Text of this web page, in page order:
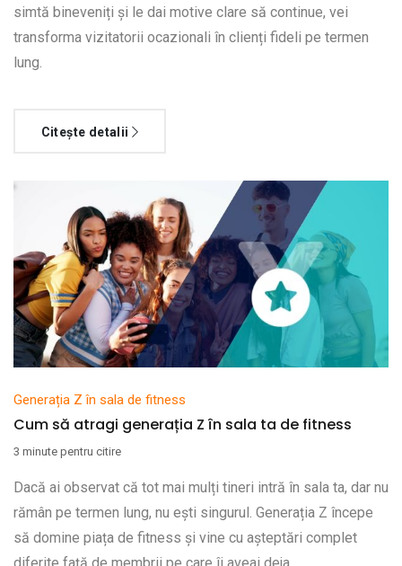
simtă bineveniți și le dai motive clare să continue, vei
transforma vizitatorii ocazionali în clienți fideli pe termen
lung.
Citește detalii
Generația Z în sala de fitness
Cum să atragi generația Z în sala ta de fitness
3 minute pentru citire
Dacă ai observat că tot mai mulți tineri intră în sala ta, dar nu
rămân pe termen lung, nu ești singurul. Generația Z începe
să domine piața de fitness și vine cu așteptări complet